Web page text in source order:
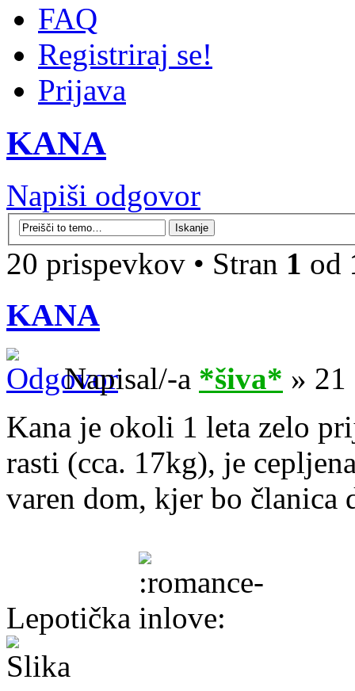
FAQ
Registriraj se!
Prijava
KANA
Napiši odgovor
20 prispevkov • Stran 1 od
KANA
Napisal/-a *šiva* »
Kana je okoli 1 leta zelo
rasti (cca. 17kg), je
varen dom, kjer bo članica
Lepotička